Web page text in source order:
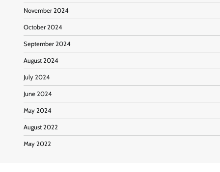
November 2024
October 2024
September 2024
August 2024
July 2024
June 2024
May 2024
August 2022
May 2022